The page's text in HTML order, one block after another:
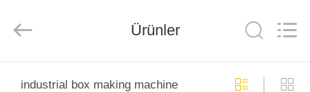
Automation
Ürünler
industrial box making machine